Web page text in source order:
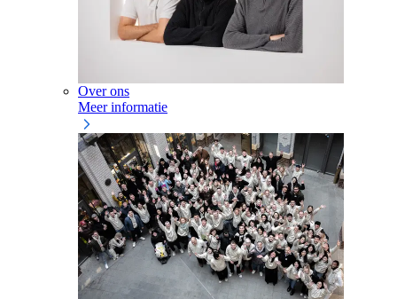
Over ons
Meer informatie